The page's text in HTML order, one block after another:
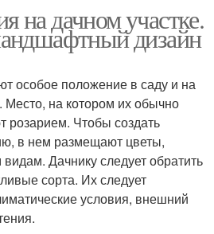
на дачном участке.
дизайн
особое положение в саду и на
Место, на котором их обычно
Чтобы создать
в нем размещают цветы,
Дачнику следует обратить
сорта. Их следует
условия, внешний